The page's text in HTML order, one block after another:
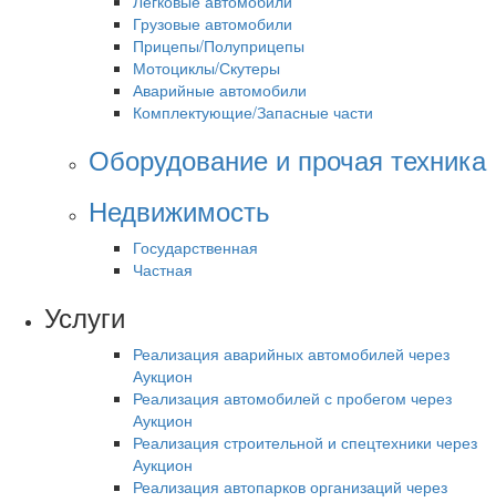
Грузовые автомобили
Прицепы/Полуприцепы
Мотоциклы/Скутеры
Аварийные автомобили
Комплектующие/Запасные части
Оборудование и прочая техника
Недвижимость
Государственная
Частная
Услуги
Реализация аварийных автомобилей через
Аукцион
Реализация автомобилей с пробегом через
Аукцион
Реализация строительной и спецтехники через
Аукцион
Реализация автопарков организаций через